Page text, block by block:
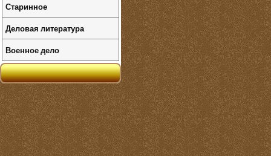
Старинное
Деловая литература
Военное дело